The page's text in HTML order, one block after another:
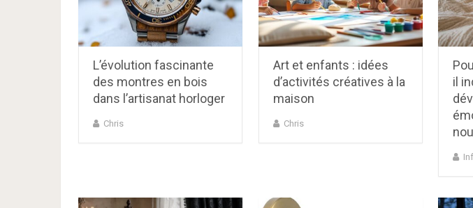
L’évolution fascinante
des montres en bois
dans l’artisanat horloger
Chris
Art et enfants : idées
d’activités créatives à la
maison
Chris
il